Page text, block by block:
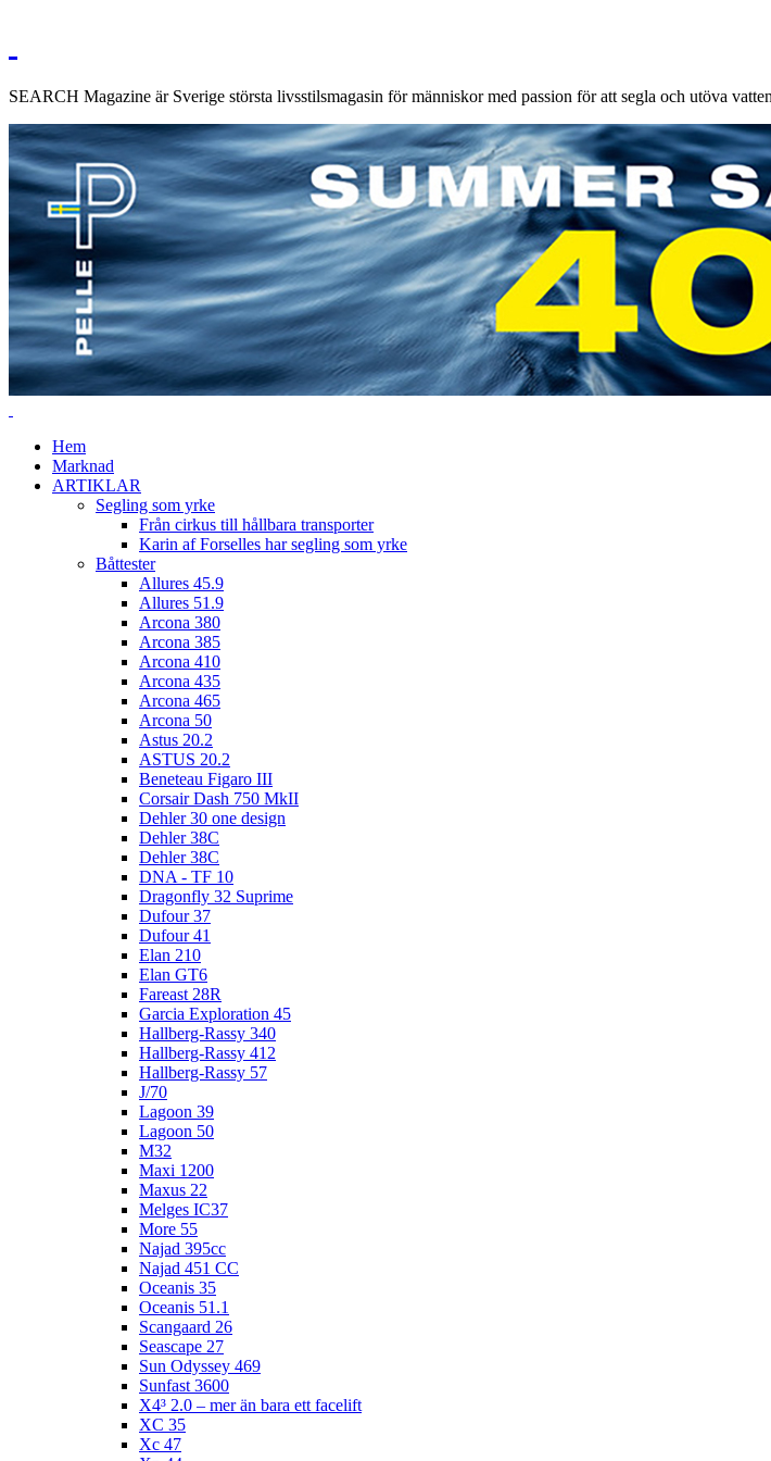
SEARCH Magazine är Sverige största livsstilsmagasin för människor med passion för att segla och utöva
Hem
Marknad
ARTIKLAR
Segling som yrke
Från cirkus till hållbara transporter
Karin af Forselles har segling som yrke
Båttester
Allures 45.9
Allures 51.9
Arcona 380
Arcona 385
Arcona 410
Arcona 435
Arcona 465
Arcona 50
Astus 20.2
ASTUS 20.2
Beneteau Figaro III
Corsair Dash 750 MkII
Dehler 30 one design
Dehler 38C
Dehler 38C
DNA - TF 10
Dragonfly 32 Suprime
Dufour 37
Dufour 41
Elan 210
Elan GT6
Fareast 28R
Garcia Exploration 45
Hallberg-Rassy 340
Hallberg-Rassy 412
Hallberg-Rassy 57
J/70
Lagoon 39
Lagoon 50
M32
Maxi 1200
Maxus 22
Melges IC37
More 55
Najad 395cc
Najad 451 CC
Oceanis 35
Oceanis 51.1
Scangaard 26
Seascape 27
Sun Odyssey 469
Sunfast 3600
X4³ 2.0 – mer än bara ett facelift
XC 35
Xc 47